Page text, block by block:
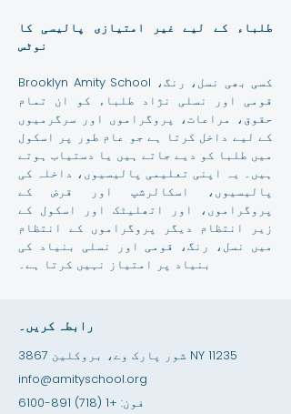
طلباء کے لیے غیر امتیازی پالیسی کا
نوٹس
Brooklyn Amity School کسی بھی نسل، رنگ،
قومی اور نسلی نژاد طلباء کو ان تمام
حقوق، مراعات، پروگراموں اور سرگرمیوں
کے لیے داخل کرتا ہے جو عام طور پر اسکول
میں طلبا کو دیے جاتے ہیں یا دستیاب ہوتے
ہیں۔ یہ اپنی تعلیمی پالیسیوں، داخلہ کی
پالیسیوں، اسکالرشپ اور قرض کے
پروگراموں، اور اتھلیٹک اور اسکول کے
زیر انتظام دیگر پروگراموں کے انتظام
میں نسل، رنگ، قومی اور نسلی بنیاد کی
بنیاد پر امتیاز نہیں کرتا ہے۔
رابطہ کریں۔
3867 شور پارک وے، بروکلین NY 11235
info@amityschool.org
فون: +1 (718) 891-6100